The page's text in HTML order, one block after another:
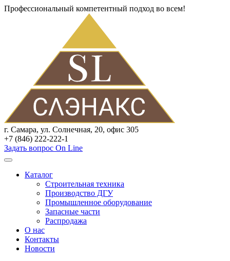
Профессиональный компетентный подход во всем!
г. Самара, ул. Солнечная, 20, офис 305
+7 (846) 222-222-1
Задать вопрос On Line
Каталог
Строительная техника
Производство ДГУ
Промышленное оборудование
Запасные части
Распродажа
О нас
Контакты
Новости